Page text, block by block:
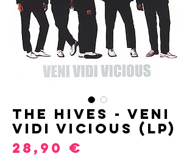
The Hives - Veni
Vidi Vicious (LP)
28,90 €